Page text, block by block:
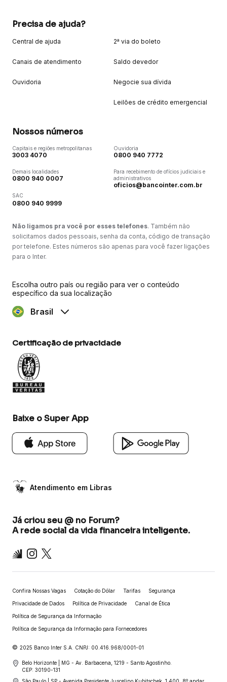
Precisa de ajuda?
Central de ajuda
Canais de atendimento
Ouvidoria
2ª via do boleto
Saldo devedor
Negocie sua dívida
Leilões de crédito emergencial
Nossos números
Capitais e regiões metropolitanas
3003 4070
Demais localidades
0800 940 0007
SAC
0800 940 9999
Ouvidoria
0800 940 7772
Para recebimento de ofícios judiciais e
administrativos
oficios@bancointer.com.br
Não ligamos pra você por esses telefones. Também não
solicitamos dados pessoais, senha da conta, código de transação
por telefone. Estes números são apenas para você fazer ligações
para o Inter.
Escolha outro país ou região para ver o conteúdo
específico da sua localização
Brasil
Certificação de privacidade
Baixe o Super App
Atendimento em Libras
Já criou seu @ no Forum?
A rede social da vida financeira inteligente.
Inter Instagram
X
Confira Nossas Vagas Cotação do Dólar Tarifas Segurança
Privacidade de Dados Política de Privacidade Canal de Ética
Política de Segurança da Informação
Política de Segurança da Informação para Fornecedores
© 2025 Banco Inter S.A. CNPJ: 00.416.968/0001-01
Belo Horizonte | MG - Av. Barbacena, 1219 - Santo Agostinho.
CEP: 30190-131